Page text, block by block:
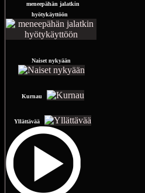
meneepähän jalatkin
hyötykäyttöön
Naiset nykyään
Kurnau
Yllättävää